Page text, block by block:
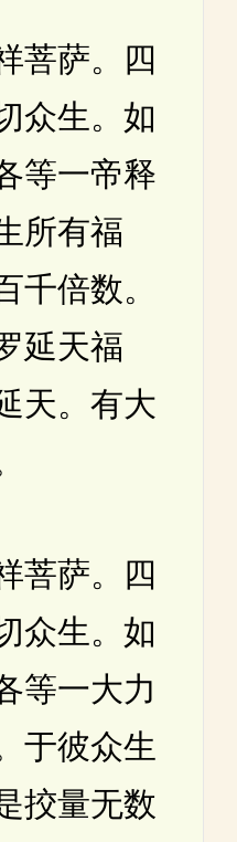
萨。四
众生。如
等一帝释
所有福
千倍数。
延天福
天。有大
萨。四
众生。如
等一大力
于彼众生
挍量无数